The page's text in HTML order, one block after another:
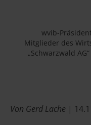
wvib-
Mitglieder des
„Schwarzwald
Von Gerd Lache |